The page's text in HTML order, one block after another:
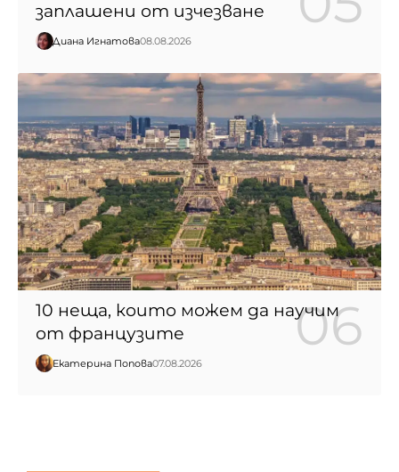
заплашени от изчезване
Диана Игнатова08.08.2026
10 неща, които можем да научим
от французите
Екатерина Попова07.08.2026